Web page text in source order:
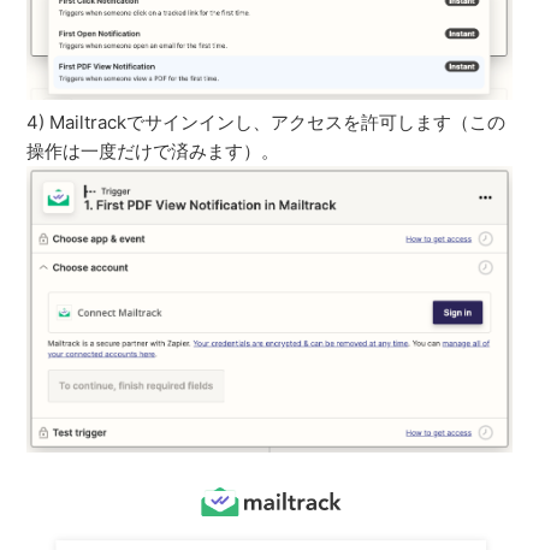
4) Mailtrackでサインインし、アクセスを許可します（この
操作は一度だけで済みます）。